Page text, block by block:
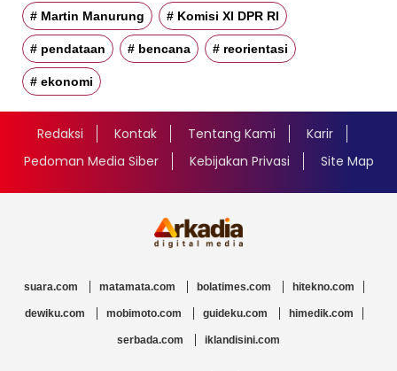
# Martin Manurung # Komisi XI DPR RI
# pendataan # bencana # reorientasi
# ekonomi
Redaksi Kontak Tentang Kami
Karir
Pedoman Media Siber
Kebijakan Privasi Site Map
suara.com matamata.com bolatimes.com hitekno.com
dewiku.com mobimoto.com guideku.com himedik.com
serbada.com iklandisini.com